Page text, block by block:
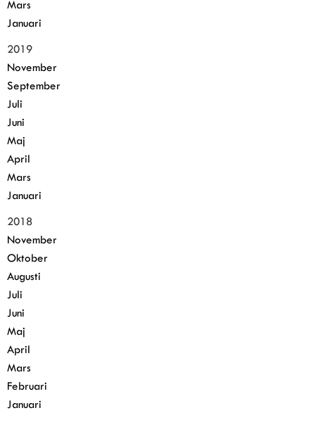
Mars
Januari
2019
November
September
Juli
Juni
Maj
April
Mars
Januari
2018
November
Oktober
Augusti
Juli
Juni
Maj
April
Mars
Februari
Januari